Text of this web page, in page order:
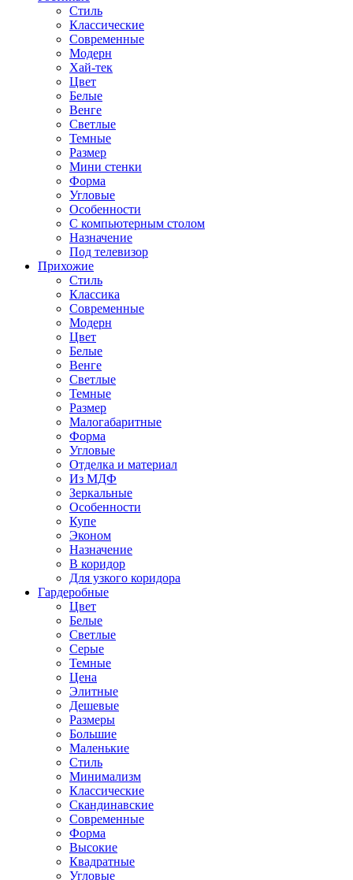
Стиль
Классические
Современные
Модерн
Хай-тек
Цвет
Белые
Венге
Светлые
Темные
Размер
Мини стенки
Форма
Угловые
Особенности
С компьютерным столом
Назначение
Под телевизор
Прихожие
Стиль
Классика
Современные
Модерн
Цвет
Белые
Венге
Светлые
Темные
Размер
Малогабаритные
Форма
Угловые
Отделка и материал
Из МДФ
Зеркальные
Особенности
Купе
Эконом
Назначение
В коридор
Для узкого коридора
Гардеробные
Цвет
Белые
Светлые
Серые
Темные
Цена
Элитные
Дешевые
Размеры
Большие
Маленькие
Стиль
Минимализм
Классические
Скандинавские
Современные
Форма
Высокие
Квадратные
Угловые